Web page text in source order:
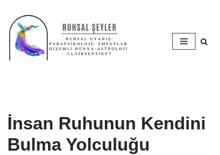
İçeriğe
geç
İnsan Ruhunun Kendini
Bulma Yolculuğu